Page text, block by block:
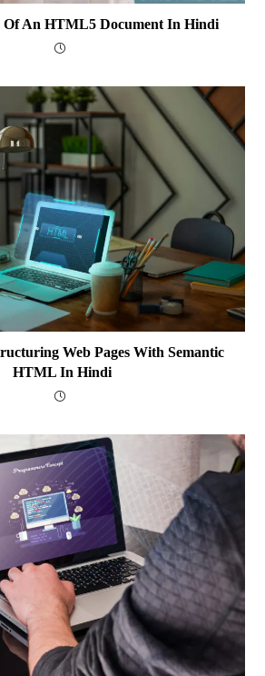
Of An HTML5 Document In Hindi
Web Pages With Semantic
HTML In Hindi